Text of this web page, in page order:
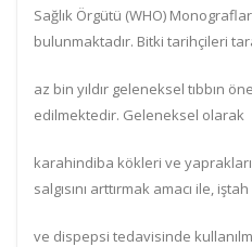
Sağlık Örgütü (WHO)
bulunmaktadır. Bitki tarihçileri
az bin yıldır geleneksel tıbbın
edilmektedir. Geleneksel olarak
karahindiba kökleri ve
salgısını arttırmak amacı ile, iştah
ve dispepsi tedavisinde